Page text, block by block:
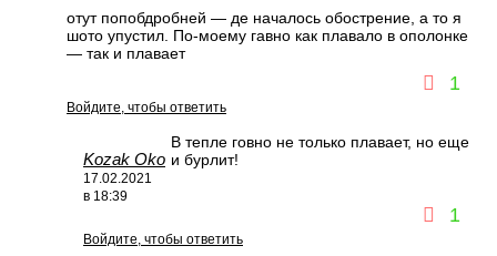
отут попобдробней — де началось обострение, а то я
шото упустил. По-моему гавно как плавало в ополонке
— так и плавает
1
Войдите, чтобы ответить
Kozak Oko
17.02.2021
в 18:39
В тепле говно не только плавает, но еще
и бурлит!
1
Войдите, чтобы ответить